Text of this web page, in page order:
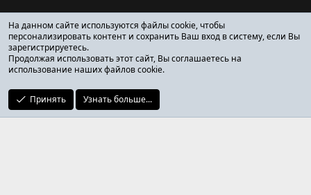
Поделиться страницей
Facebook
X (Twitter)
Reddit
ОТЗЫВЫ ОНЛАЙН ФОРУМ
На данном сайте используются файлы cookie, чтобы
персонализировать контент и сохранить Ваш вход в систему, если Вы
зарегистрируетесь.
Продолжая использовать этот сайт, Вы соглашаетесь на
использование наших файлов cookie.
Принять Узнать больше...